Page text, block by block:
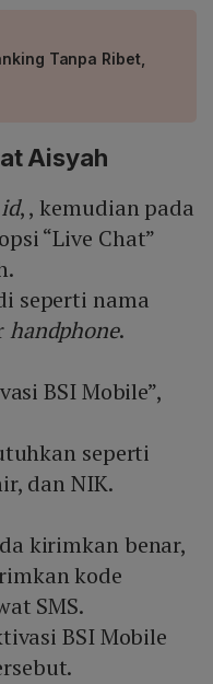
Tanpa Ribet,
Aisyah
, , kemudian pada
“Live Chat”
seperti nama
handphone.
BSI Mobile”,
seperti
dan NIK.
kirimkan benar,
kode
SMS.
BSI Mobile